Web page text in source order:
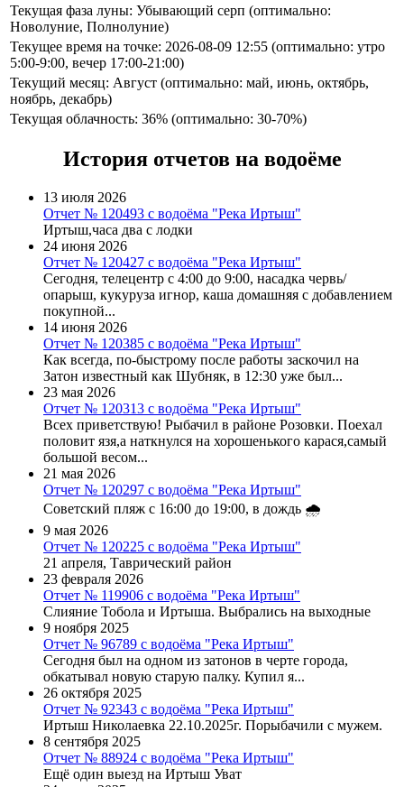
Текущая фаза луны: Убывающий серп (оптимально:
Новолуние, Полнолуние)
Текущее время на точке: 2026-08-09 12:55 (оптимально: утро
5:00-9:00, вечер 17:00-21:00)
Текущий месяц: Август (оптимально: май, июнь, октябрь,
ноябрь, декабрь)
Текущая облачность: 36% (оптимально: 30-70%)
История отчетов на водоёме
13 июля 2026
Отчет № 120493 с водоёма "Река Иртыш"
Иртыш,часа два с лодки
24 июня 2026
Отчет № 120427 с водоёма "Река Иртыш"
Сегодня, телецентр с 4:00 до 9:00, насадка червь/
опарыш, кукуруза игнор, каша домашняя с добавлением
покупной...
14 июня 2026
Отчет № 120385 с водоёма "Река Иртыш"
Как всегда, по-быстрому после работы заскочил на
Затон известный как Шубняк, в 12:30 уже был...
23 мая 2026
Отчет № 120313 с водоёма "Река Иртыш"
Всех приветствую! Рыбачил в районе Розовки. Поехал
половит язя,а наткнулся на хорошенького карася,самый
большой весом...
21 мая 2026
Отчет № 120297 с водоёма "Река Иртыш"
Советский пляж с 16:00 до 19:00, в дождь 🌧️
9 мая 2026
Отчет № 120225 с водоёма "Река Иртыш"
21 апреля, Таврический район
23 февраля 2026
Отчет № 119906 с водоёма "Река Иртыш"
Слияние Тобола и Иртыша. Выбрались на выходные
9 ноября 2025
Отчет № 96789 с водоёма "Река Иртыш"
Сегодня был на одном из затонов в черте города,
обкатывал новую старую палку. Купил я...
26 октября 2025
Отчет № 92343 с водоёма "Река Иртыш"
Иртыш Николаевка 22.10.2025г. Порыбачили с мужем.
8 сентября 2025
Отчет № 88924 с водоёма "Река Иртыш"
Ещё один выезд на Иртыш Уват